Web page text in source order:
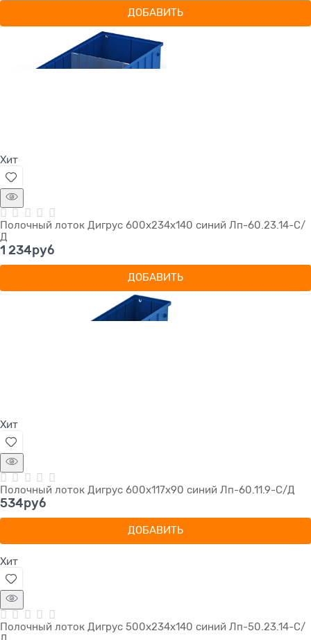
ДОБАВИТЬ
Хит
Полочный лоток Дигрус 600х234х140 синий Лп-60.23.14-С/
Д
1 234руб
ДОБАВИТЬ
Хит
Полочный лоток Дигрус 600х117х90 синий Лп-60.11.9-С/Д
534руб
ДОБАВИТЬ
Хит
Полочный лоток Дигрус 500х234х140 синий Лп-50.23.14-С/